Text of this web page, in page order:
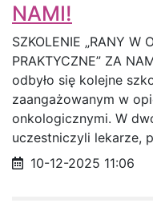
NAMI!
SZKOLENIE „RANY W
PRAKTYCZNE” ZA
odbyło się kolejne
zaangażowanym w
onkologicznymi. W
uczestniczyli lekarze,
Data opublikowania
10-12-2025 11:06